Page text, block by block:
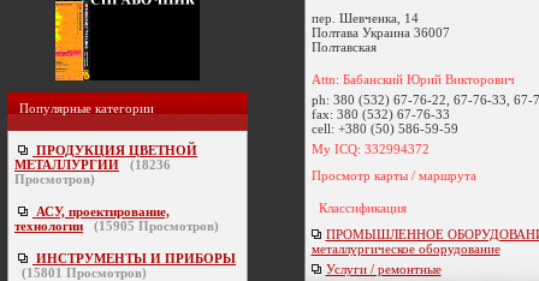
Популярные категории
ПРОДУКЦИЯ ЦВЕТНОЙ
МЕТАЛЛУРГИИ
(18236
Просмотров)
АСУ, проектирование,
технологии
(15905 Просмотров)
ИНСТРУМЕНТЫ И ПРИБОРЫ
(15801 Просмотров)
пер. Шевченка, 14
Полтава Украина 36007
Полтавская
Attn: Бабанский Юрий Викторович
ph: 380 (532) 67-76-22, 67-76-33, 67-
fax: 380 (532) 67-76-33
cell: +380 (50) 586-59-59
My ICQ: 332994372
Просмотр карты / маршрута
Классификация
ПРОМЫШЛЕННОЕ
металлургическое оборудование
Услуги / ремонтные